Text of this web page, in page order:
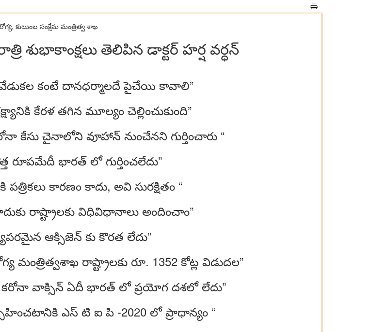
కుటుంబ సంక్షేమ‌ మంత్రిత్వ శాఖ
శుభాకాంక్షలు తెలిపిన డాక్టర్ హర్ష వర్ధన్
కంటే దానధర్మాలదే పైచేయి కావాలి”
కేరళ తగిన మూల్యం చెల్లించుకుంది”
కేసు చైనాలోని వూహాన్ నుంచేనని గుర్తించారు “
రూపమేదీ భారత్ లో గుర్తించలేదు”
పత్రికలు కారణం కాదు, అవి సురక్షితం “
రాష్ట్రాలకు విధివిధానాలు అందించాం”
ఆక్సిజెన్ కు కొరత లేదు”
మంత్రిత్వశాఖ రాష్ట్రాలకు రూ. 1352 కోట్ల విడుదల”
కరోనా వాక్సిన్ ఏదీ భారత్ లో ప్రయోగ దశలో లేదు”
ఎస్ టి ఐ పి -2020 లో ప్రాధాన్యం “